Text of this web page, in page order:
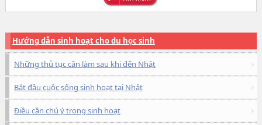
Hướng dẫn sinh hoạt cho du học sinh
Những thủ tục cần làm sau khi đến Nhật
Bắt đầu cuộc sống sinh hoạt tại Nhật
Điều cần chú ý trong sinh hoạt